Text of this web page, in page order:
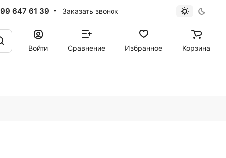
647 61 39 Заказать звонок
Войти
Сравнение Избранное Корзина